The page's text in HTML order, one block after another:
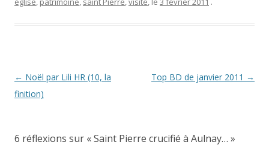
Navigation
des
← Noël par Lili HR (10, la
finition)
Top BD de janvier 2011 →
6 réflexions sur «Saint Pierre crucifié à Aulnay… »